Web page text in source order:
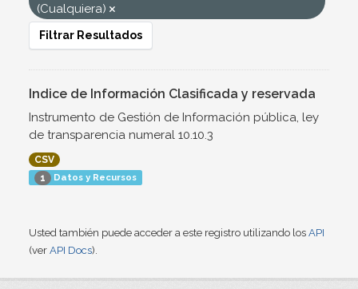
(Cualquiera)
Filtrar Resultados
Indice de Información Clasificada y reservada
Instrumento de Gestión de Información pública, ley
de transparencia numeral 10.10.3
CSV
1 Datos y Recursos
Usted también puede acceder a este registro utilizando los API
(ver API Docs).